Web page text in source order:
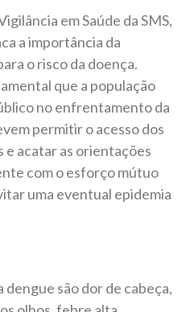
em Saúde da SMS,
a importância da
o risco da doença.
que a população
no enfrentamento da
permitir o acesso dos
e acatar as orientações
com o esforço mútuo
uma eventual epidemia
dengue são dor de cabeça,